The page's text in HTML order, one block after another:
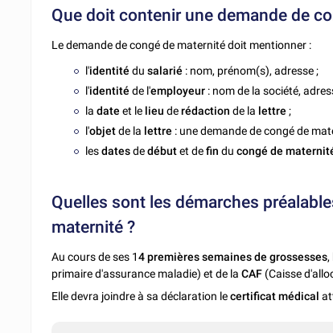
Que doit contenir une demande de
Le demande de congé de maternité doit mentionner :
l'identitédusalarié : nom, prénom(s), adresse ;
l'identitéde l'employeur : nom de la société,
ladateet le lieu derédaction de la lettre ;
l'objetde la lettre : une demande de congé de
lesdatesdedébutet defindu congé de
Quelles sont les démarches
maternité ?
Au cours de ses 14 premières semaines de grossesses
primaire d'assurance maladie) et de la CAF (Caisse
Elle devra joindre à sa déclaration lecertificat médical